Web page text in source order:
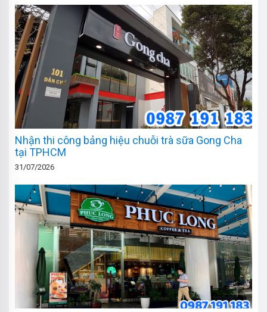
Nhận thi công bảng hiệu chuỗi trà sữa Gong Cha
tại TPHCM
31/07/2026